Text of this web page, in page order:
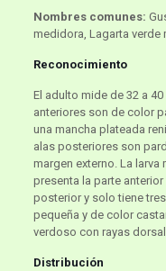
Nombres comunes:
medidora, Lagarta
Reconocimiento
El adulto mide de 32 a
anteriores son de color
una mancha plateada
alas posteriores son
margen externo. La larva
presenta la parte
posterior y solo tiene
pequeña y de color
verdoso con rayas
Distribución